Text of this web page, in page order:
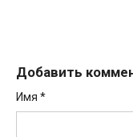
Добавить
Имя *